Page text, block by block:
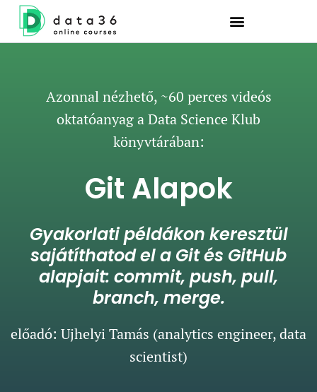
Azonnal nézhető, ~60 perces videós
oktatóanyag a Data Science Klub
könyvtárában:
Git Alapok
Gyakorlati példákon keresztül
sajátíthatod el a Git és GitHub
alapjait: commit, push, pull,
branch, merge.
előadó: Ujhelyi Tamás (analytics engineer, data
scientist)